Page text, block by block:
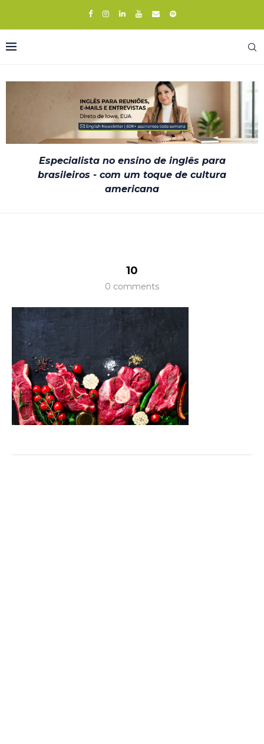
Especialista no ensino de inglês para
brasileiros - com um toque de cultura
americana
10
0 comments